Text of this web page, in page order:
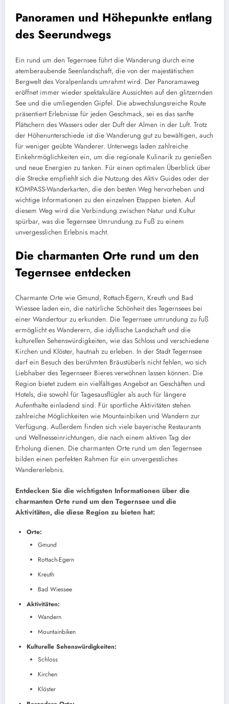
Panoramen und Höhepunkte entlang
des Seerundwegs
Ein rund um den Tegernsee führt die Wanderung durch eine
atemberaubende Seenlandschaft, die von der majestätischen
Bergwelt des Voralpenlands umrahmt wird. Der Panoramaweg
eröffnet immer wieder spektakuläre Aussichten auf den glitzernden
See und die umliegenden Gipfel. Die abwechslungsreiche Route
präsentiert Erlebnisse für jeden Geschmack, sei es das sanfte
Plätschern des Wassers oder der Duft der Almen in der Luft. Trotz
der Höhenunterschiede ist die Wanderung gut zu bewältigen, auch
für weniger geübte Wanderer. Unterwegs laden zahlreiche
Einkehrmöglichkeiten ein, um die regionale Kulinarik zu genießen
und neue Energien zu tanken. Für einen optimalen Überblick über
die Strecke empfiehlt sich die Nutzung des Aktiv Guides oder der
KOMPASS-Wanderkarten, die den besten Weg hervorheben und
wichtige Informationen zu den einzelnen Etappen bieten. Auf
diesem Weg wird die Verbindung zwischen Natur und Kultur
spürbar, was die Tegernsee Umrundung zu Fuß zu einem
unvergesslichen Erlebnis macht.
Die charmanten Orte rund um den
Tegernsee entdecken
Charmante Orte wie Gmund, Rottach-Egern, Kreuth und Bad
Wiessee laden ein, die natürliche Schönheit des Tegernsees bei
einer Wandertour zu erkunden. Die Tegernsee umrundung zu fuß
ermöglicht es Wanderern, die idyllische Landschaft und die
kulturellen Sehenswürdigkeiten, wie das Schloss und verschiedene
Kirchen und Klöster, hautnah zu erleben. In der Stadt Tegernsee
darf ein Besuch des berühmten Bräustüberls nicht fehlen, wo sich
Liebhaber des Tegernseer Bieres verwöhnen lassen können. Die
Region bietet zudem ein vielfältiges Angebot an Geschäften und
Hotels, die sowohl für Tagesausflügler als auch für längere
Aufenthalte einladend sind. Für sportliche Aktivitäten stehen
zahlreiche Möglichkeiten wie Mountainbiken und Wandern zur
Verfügung. Außerdem finden sich viele bayerische Restaurants
und Wellnesseinrichtungen, die nach einem aktiven Tag der
Erholung dienen. Die charmanten Orte rund um den Tegernsee
bilden einen perfekten Rahmen für ein unvergessliches
Wandererlebnis.
Entdecken Sie die wichtigsten Informationen über die
charmanten Orte rund um den Tegernsee und die
Aktivitäten, die diese Region zu bieten hat:
Orte:
Gmund
Rottach-Egern
Kreuth
Bad Wiessee
Aktivitäten:
Wandern
Mountainbiken
Kulturelle Sehenswürdigkeiten:
Schloss
Kirchen
Klöster